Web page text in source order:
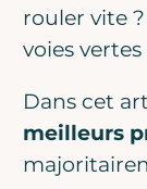
rouler vite ?
voies
Dans cet
meilleurs